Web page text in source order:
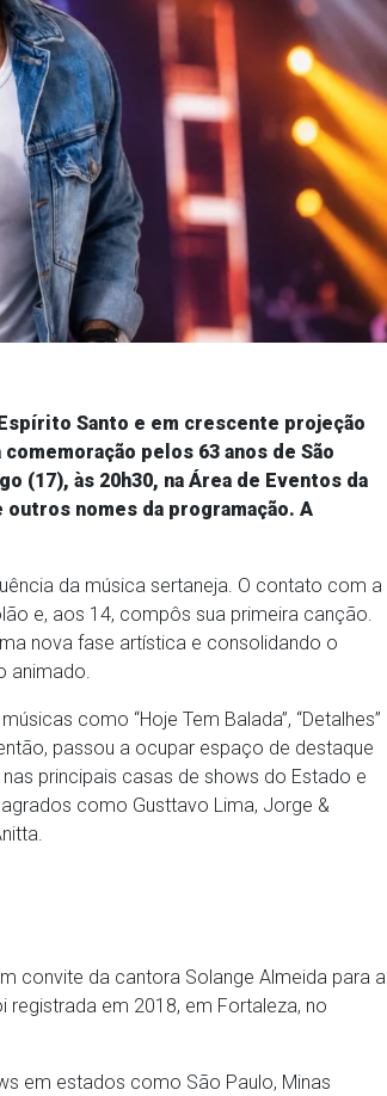
Santo e em crescente projeção
pelos 63 anos de São
(17), às 20h30, na Área de Eventos da
nomes da programação. A
da música sertaneja. O contato com a
e, aos 14, compôs sua primeira canção.
nova fase artística e consolidando o
animado.
como “Hoje Tem Balada”, “Detalhes”
passou a ocupar espaço de destaque
principais casas de shows do Estado e
como Gusttavo Lima, Jorge &
convite da cantora Solange Almeida para a
registrada em 2018, em Fortaleza, no
em estados como São Paulo, Minas